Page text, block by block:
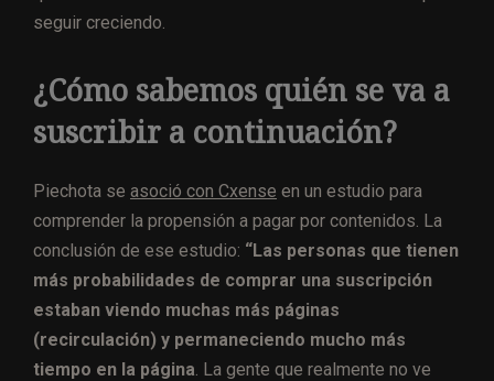
seguir creciendo.
¿Cómo sabemos quién se va a
suscribir a continuación?
Piechota se asoció con Cxense en un estudio para
comprender la propensión a pagar por contenidos. La
conclusión de ese estudio: “Las personas que tienen
más probabilidades de comprar una suscripción
estaban viendo muchas más páginas
(recirculación) y permaneciendo mucho más
tiempo en la página . La gente que realmente no ve